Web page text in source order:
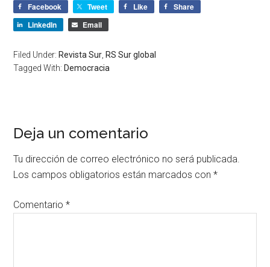
Facebook Tweet Like
Share
LinkedIn
Email
Filed Under: Revista Sur RS Sur global
Tagged With: Democracia
Deja un comentario
Tu dirección de correo electrónico no será publicada.
Los campos obligatorios están marcados con*
Comentario*